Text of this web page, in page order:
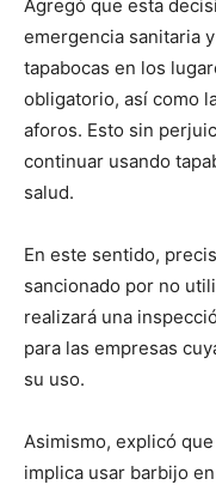
Agregó que esta
emergencia sanitaria
tapabocas en los
obligatorio, así como
aforos. Esto sin
continuar usando
salud.
En este sentido,
sancionado por no
realizará una
para las empresas
su uso.
Asimismo, explicó
implica usar barbijo